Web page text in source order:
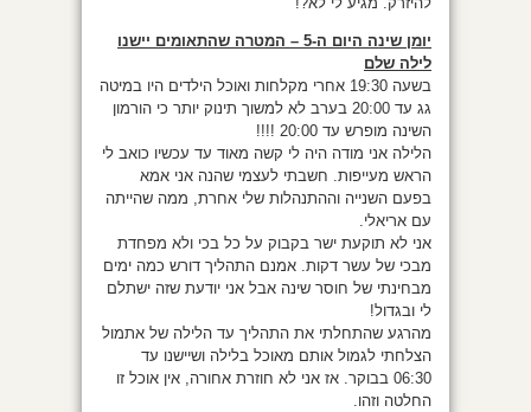
יומן שינה היום ה-5 – המטרה שהתאומים יישנו
לילה שלם
בשעה 19:30 אחרי מקלחות ואוכל הילדים היו במיטה
גג עד 20:00 בערב לא למשוך תינוק יותר כי הורמון
השינה מופרש עד 20:00 !!!!
הלילה אני מודה היה לי קשה מאוד עד עכשיו כואב לי
הראש מעייפות. חשבתי לעצמי שהנה אני אמא
בפעם השנייה וההתנהלות שלי אחרת, ממה שהייתה
עם אריאלי.
אני לא תוקעת ישר בקבוק על כל בכי ולא מפחדת
מבכי של עשר דקות. אמנם התהליך דורש כמה ימים
מבחינתי של חוסר שינה אבל אני יודעת שזה ישתלם
לי ובגדול!
מהרגע שהתחלתי את התהליך עד הלילה של אתמול
הצלחתי לגמול אותם מאוכל בלילה ושיישנו עד
06:30 בבוקר. אז אני לא חוזרת אחורה, אין אוכל זו
החלטה וזהו.